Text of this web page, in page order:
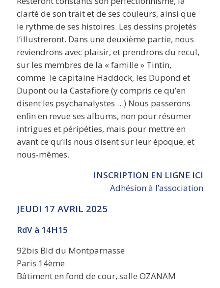
clarté de son trait et de ses couleurs, ainsi que
le rythme de ses histoires. Les dessins projetés
l’illustreront. Dans une deuxième partie, nous
reviendrons avec plaisir, et prendrons du recul,
sur les membres de la « famille » Tintin,
comme le capitaine Haddock, les Dupond et
Dupont ou la Castafiore (y compris ce qu’en
disent les psychanalystes …) Nous passerons
enfin en revue ses albums, non pour résumer
intrigues et péripéties, mais pour mettre en
avant ce qu’ils nous disent sur leur époque, et
nous-mêmes.
INSCRIPTION EN LIGNE ICI
Adhésion à l’association
JEUDI 17 AVRIL 2025
RdV à 14H15
92bis Bld du Montparnasse
Paris 14ème
Bâtiment en fond de cour, salle OZANAM